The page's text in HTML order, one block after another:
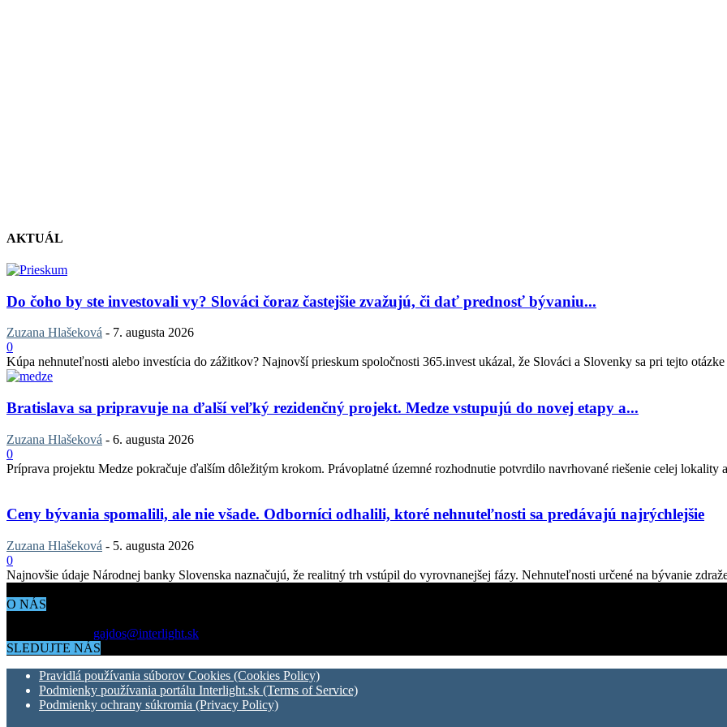
AKTUÁL
Do čoho by ste investovali vy? Slováci čoraz častejšie zvažujú, či dať prednosť bývaniu...
Zuzana Hlašeková - 7. augusta 2026
0
Kúpa nehnuteľnosti alebo investícia do zážitkov? Najnovší prieskum spoločnosti 365.invest ukázal, že Slováci a Slovenky sa pri tejto
Bratislava sa pripravuje na ďalší veľký rezidenčný projekt. Medze vstupujú do novej etapy a...
Zuzana Hlašeková - 6. augusta 2026
0
Príprava projektu Medze pokračuje ďalším dôležitým krokom. Právoplatné územné rozhodnutie potvrdilo navrhované riešenie celej
Ceny bývania spomalili, ale nie všade. Odborníci odhalili, ktoré nehnuteľnosti sa predávajú najrýchlejšie
Zuzana Hlašeková - 5. augusta 2026
0
Najnovšie údaje Národnej banky Slovenska naznačujú, že realitný trh vstúpil do vyrovnanejšej fázy. Nehnuteľnosti určené na bývanie
O NÁS
gajdos@interlight.sk
SLEDUJTE NÁS
Pravidlá používania súborov Cookies (Cookies Policy)
Podmienky používania portálu Interlight.sk (Terms of Service)
Podmienky ochrany súkromia (Privacy Policy)